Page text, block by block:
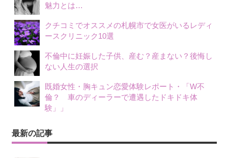
魅力とは…
クチコミでオススメの札幌市で女医がいるレディ
ースクリニック10選
不倫中に妊娠した子供、産む？産まない？後悔し
ない人生の選択
既婚女性・胸キュン恋愛体験レポート・「W不
倫？ 車のディーラーで遭遇したドキドキ体
験」」
最新の記事